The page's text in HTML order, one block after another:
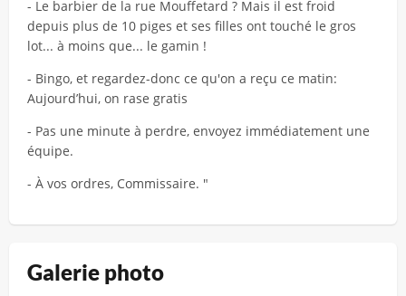
- Le barbier de la rue Mouffetard ? Mais il est froid
depuis plus de 10 piges et ses filles ont touché le gros
lot... à moins que... le gamin !
- Bingo, et regardez-donc ce qu'on a reçu ce matin:
Aujourd’hui, on rase gratis
- Pas une minute à perdre, envoyez immédiatement une
équipe.
- À vos ordres, Commissaire. "
Galerie photo